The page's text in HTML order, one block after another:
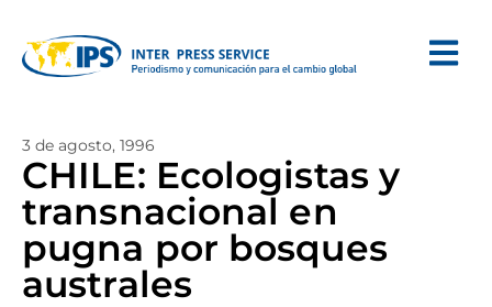
3 de agosto, 1996
CHILE: Ecologistas y
transnacional en
pugna por bosques
australes